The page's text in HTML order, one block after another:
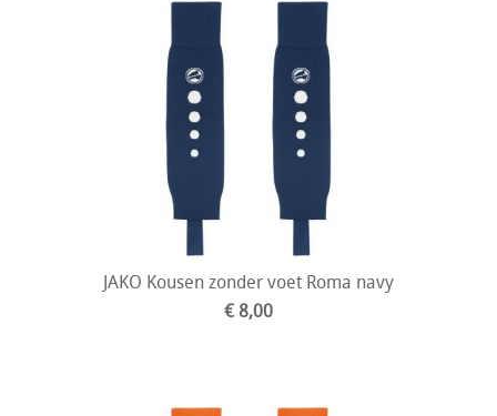
JAKO Kousen zonder voet Roma navy
€ 8,00